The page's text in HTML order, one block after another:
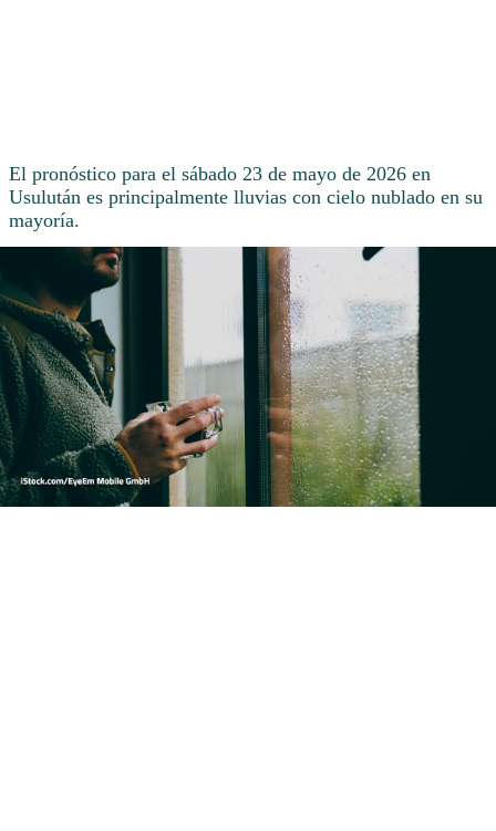
El pronóstico para el sábado 23 de mayo de 2026 en
Usulután es principalmente lluvias con cielo nublado en su
mayoría.